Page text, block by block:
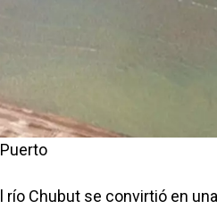
río Chubut se convirtió en